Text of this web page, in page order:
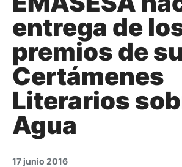
entrega de
premios de
Certámenes
Literarios
Agua
17 junio 2016